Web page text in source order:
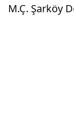
M.Ç. Şarköy